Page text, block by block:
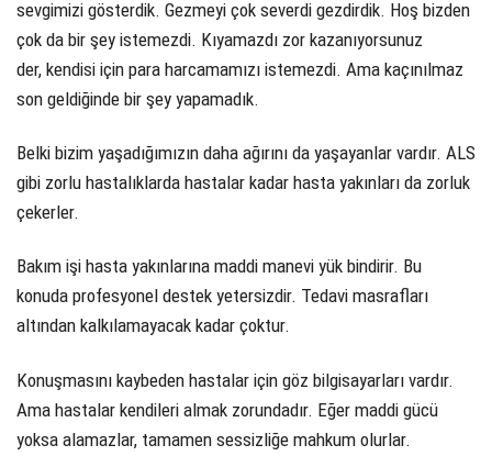
sevgimizi gösterdik. Gezmeyi çok severdi gezdirdik. Hoş bizden
çok da bir şey istemezdi. Kıyamazdı zor kazanıyorsunuz
der, kendisi için para harcamamızı istemezdi. Ama kaçınılmaz
son geldiğinde bir şey yapamadık.
Belki bizim yaşadığımızın daha ağırını da yaşayanlar vardır. ALS
gibi zorlu hastalıklarda hastalar kadar hasta yakınları da zorluk
çekerler.
Bakım işi hasta yakınlarına maddi manevi yük bindirir. Bu
konuda profesyonel destek yetersizdir. Tedavi masrafları
altından kalkılamayacak kadar çoktur.
Konuşmasını kaybeden hastalar için göz bilgisayarları vardır.
Ama hastalar kendileri almak zorundadır. Eğer maddi gücü
yoksa alamazlar, tamamen sessizliğe mahkum olurlar.